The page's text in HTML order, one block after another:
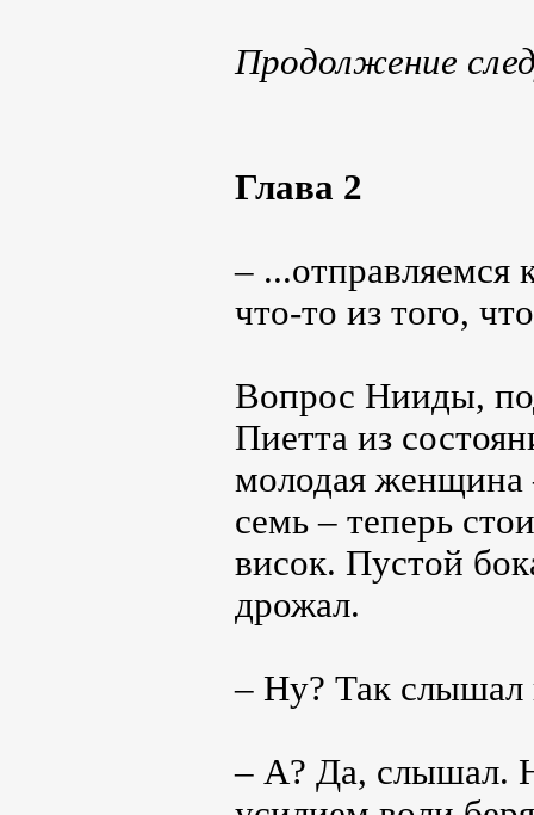
Продолжение
Глава 2
–
что-то из того,
Вопрос Нииды,
Пиетта из
молодая женщина
семь – теперь
висок. Пустой
дрожал.
– Ну? Так слышал
– А? Да, слышал.